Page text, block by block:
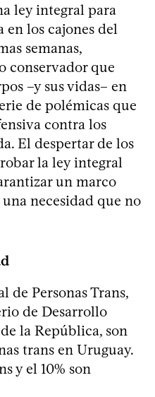
ley integral para
en los cajones del
semanas,
conservador que
–y sus vidas– en
de polémicas que
contra los
El despertar de los
la ley integral
un marco
necesidad que no
de Personas Trans,
de Desarrollo
la República, son
trans en Uruguay.
y el 10% son